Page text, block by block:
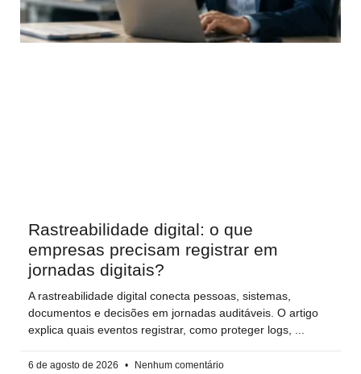
Rastreabilidade digital: o que
empresas precisam registrar em
jornadas digitais?
A rastreabilidade digital conecta pessoas, sistemas,
documentos e decisões em jornadas auditáveis. O artigo
explica quais eventos registrar, como proteger logs,
6 de agosto de 2026 Nenhum comentário